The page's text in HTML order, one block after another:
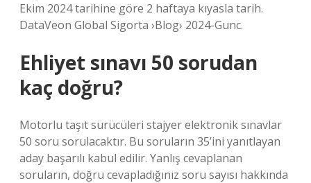
Ekim 2024 tarihine göre 2 haftaya kıyasla tarih.
DataVeon Global Sigorta ›Blog› 2024-Gunc.
Ehliyet sınavı 50 sorudan
kaç doğru?
Motorlu taşıt sürücüleri stajyer elektronik sınavlar
50 soru sorulacaktır. Bu soruların 35’ini yanıtlayan
aday başarılı kabul edilir. Yanlış cevaplanan
soruların, doğru cevapladığınız soru sayısı hakkında